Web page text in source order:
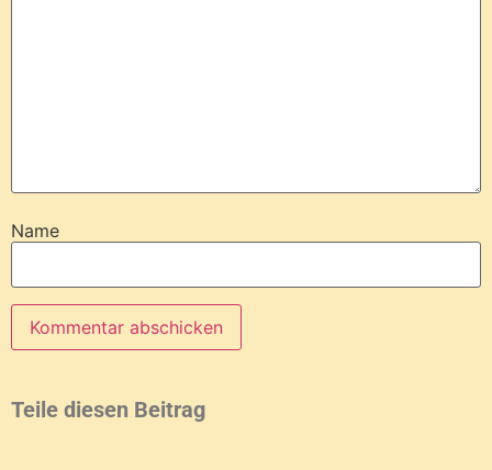
Name
Teile diesen Beitrag